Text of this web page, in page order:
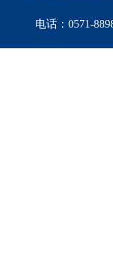
电话：0571-